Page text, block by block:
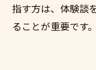
指す方は、体験談
ることが重要です。